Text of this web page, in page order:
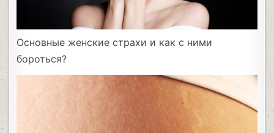
Основные женские страхи и как с ними
бороться?